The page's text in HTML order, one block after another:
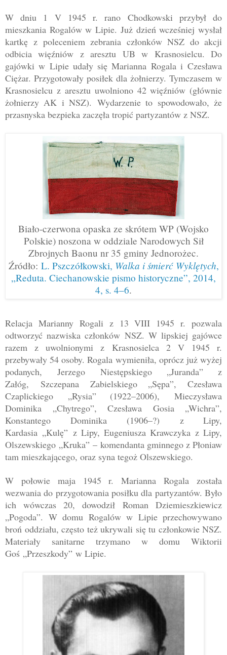
W dniu 1 V 1945 r. rano Chodkowski przybył do
mieszkania Rogalów w Lipie. Już dzień wcześniej wysłał
kartkęz poleceniem zebrania członków NSZ do akcji
odbicia więźniów z aresztu UB w Krasnosielcu. Do
gajówki w Lipie udały się Marianna Rogala i Czesława
Ciężar. Przygotowały posiłek dla żołnierzy. Tymczasem w
Krasnosielcu zaresztu uwolniono 42 więźniów (głównie
żołnierzy AK i NSZ). Wydarzenie to spowodowało, że
przasnyska bezpieka zaczęła tropić partyzantów z NSZ.
Biało-czerwona opaska ze skrótem WP (Wojsko
Polskie) noszona w oddziale Narodowych Sił
Zbrojnych Baonu nr 35 gminy Jednorożec.
Źródło: L. Pszczółkowski, Walka i śmierć Wyklętych,
„Reduta. Ciechanowskie pismo historyczne”, 2014,
4, s. 4–6.
Relacja Marianny Rogali z 13 VIII 1945 r. pozwala
odtworzyć nazwiska członków NSZ. W lipskiej gajówce
razem z uwolnionymi z Krasnosielca 2 V 1945 r.
przebywały 54 osoby. Rogala wymieniła, oprócz już wyżej
podanych,Jerzego Niestępskiego „Juranda” z
Załóg, Szczepana Zabielskiego „Sępa”, Czesława
Czaplickiego „Rysia” (1922–2006),Mieczysława
Dominika „Chytrego”, Czesława Gosia „Wichra”,
Konstantego Dominika (1906–?) z Lipy,
Kardasia „Kulę” z Lipy, Eugeniusza Krawczyka z Lipy,
Olszewskiego „Kruka” – komendanta gminnego z Płoniaw
tam mieszkającego, oraz syna tegoż Olszewskiego.
W połowie maja 1945 r. Marianna Rogala została
wezwania do przygotowania posiłku dla partyzantów. Było
ich wówczas 20, dowodził Roman Dziemieszkiewicz
„Pogoda”. W domu Rogalów w Lipie przechowywano
broń oddziału, często też ukrywali się tu członkowie NSZ.
Materiały sanitarne trzymano w domu Wiktorii
Goś „Przeszkody” w Lipie.